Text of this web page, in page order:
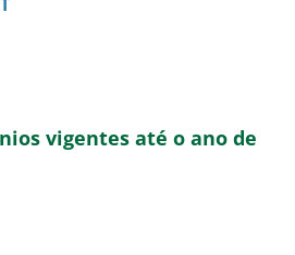
vigentes até o ano de